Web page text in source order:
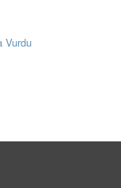
Vurdu